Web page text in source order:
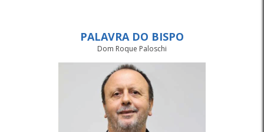
PALAVRA DO BISPO
Dom Roque Paloschi